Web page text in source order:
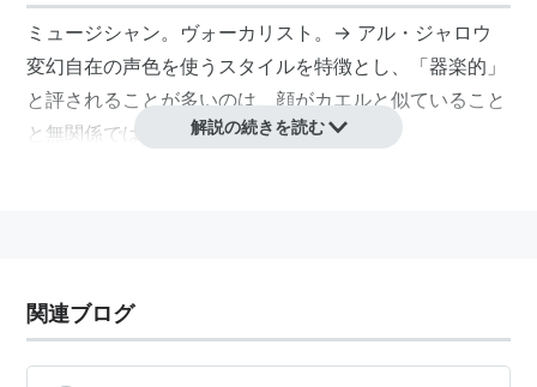
ミュージシャン。ヴォーカリスト。→ アル・ジャロウ
変幻自在の声色を使うスタイルを特徴とし、「器楽的」
と評されることが多いのは、顔がカエルと似ていること
と無関係ではないかも知れない。
解説の続きを読む
関連ブログ